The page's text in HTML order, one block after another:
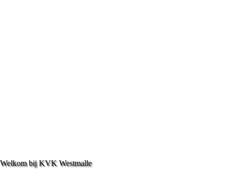
Welkom bij KVK Westmalle